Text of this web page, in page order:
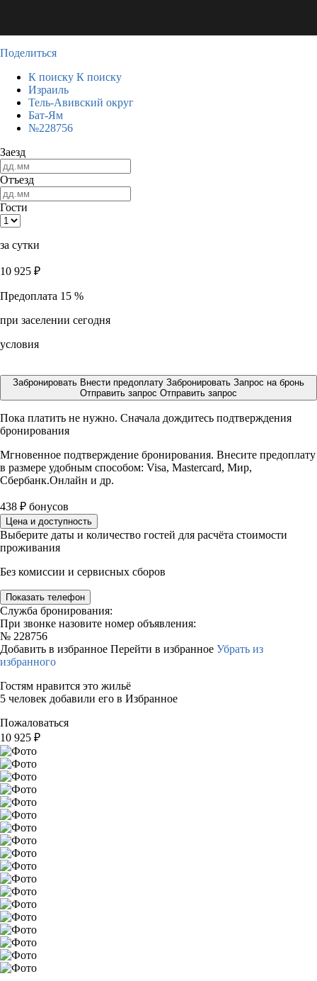
Поделиться
К поиску К поиску
Израиль
Тель-Авивский округ
Бат-Ям
№228756
Заезд
Отъезд
Гости
за сутки
10 925 ₽
Предоплата 15 %
при заселении сегодня
условия
Забронировать Внести предоплату Забронировать Запрос на бронь
Отправить запрос Отправить запрос
Пока платить не нужно. Сначала дождитесь подтверждения
бронирования
Мгновенное подтверждение бронирования. Внесите предоплату
в размере удобным способом: Visa, Mastercard, Мир,
Сбербанк.Онлайн и др.
438 ₽ бонусов
Цена и доступность
Выберите даты и количество гостей для расчёта стоимости
проживания
Без комиссии и сервисных сборов
Показать телефон
Служба бронирования:
При звонке назовите номер объявления:
№ 228756
Добавить в избранное Перейти в избранное Убрать из
избранного
Гостям нравится это жильё
5 человек добавили его в Избранное
Пожаловаться
10 925 ₽